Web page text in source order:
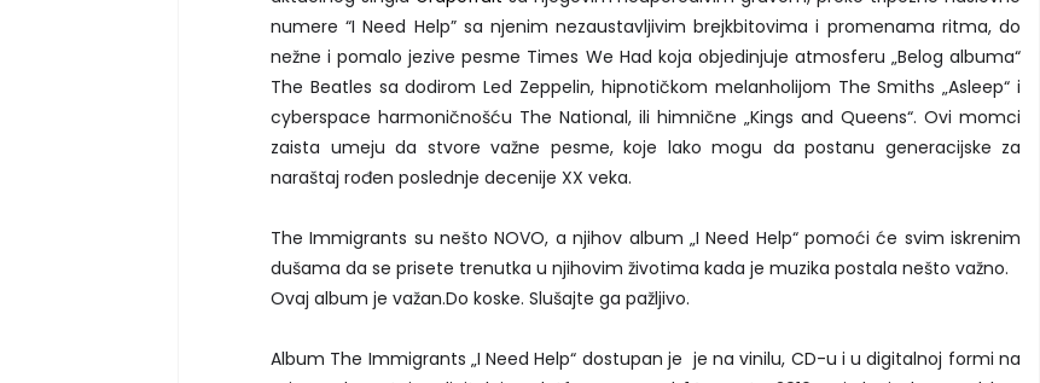
numere “I Need Help” sa njenim nezaustavljivim brejkbitovima i promenama ritma, do
nežne i pomalo jezive pesme Times We Had koja objedinjuje atmosferu „Belog albuma“
The Beatles sa dodirom Led Zeppelin, hipnotičkom melanholijom The Smiths „Asleep“ i
cyberspace harmoničnošću The National, ili himnične „Kings and Queens“. Ovi momci
zaista umeju da stvore važne pesme, koje lako mogu da postanu generacijske za
naraštaj rođen poslednje decenije XX veka.
The Immigrants su nešto NOVO, a njihov album „I Need Help“ pomoći će svim iskrenim
dušama da se prisete trenutka u njihovim životima kada je muzika postala nešto važno.
Ovaj album je važan.Do koske. Slušajte ga pažljivo.
Album The Immigrants „I Need Help“ dostupan je je na vinilu, CD-u i u digitalnoj formi na